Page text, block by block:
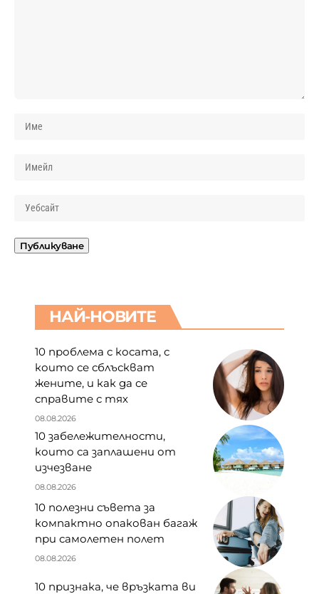
НАЙ-НОВИТЕ
10 проблема с косата, с
които се сблъскват
жените, и как да се
справите с тях
08.08.2026
10 забележителности,
които са заплашени от
изчезване
08.08.2026
10 полезни съвета за
компактно опакован багаж
при самолетен полет
08.08.2026
10 признака, че връзката ви